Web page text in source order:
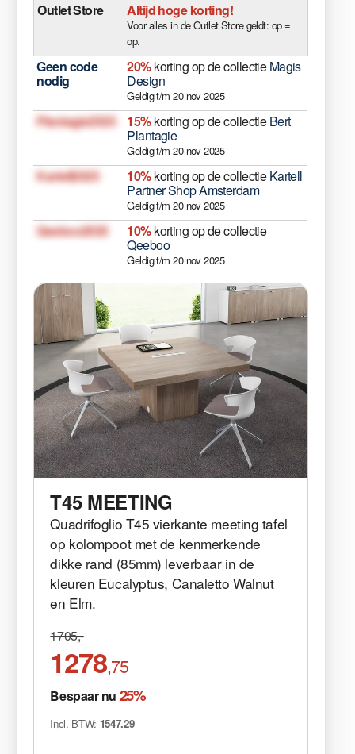
Outlet Store Altijd hoge korting!
Voor alles in de Outlet Store geldt: op =
op.
Geen code
nodig
20%korting op de collectieMagis
Design
Geldig t/m 20 nov 2025
Plantagie2025 15%korting op de collectieBert
Plantagie
Geldig t/m 20 nov 2025
Kartell2025 10%korting op de collectieKartell
Partner Shop Amsterdam
Geldig t/m 20 nov 2025
Qeeboo2025 10%korting op de collectie
Qeeboo
Geldig t/m 20 nov 2025
T45 MEETING
Quadrifoglio T45 vierkante meeting tafel
op kolompoot met de kenmerkende
dikke rand (85mm) leverbaar in de
kleuren Eucalyptus, Canaletto Walnut
en Elm.
1705,-
1278,75
Bespaar nu 25%
Incl. BTW: 1547.29